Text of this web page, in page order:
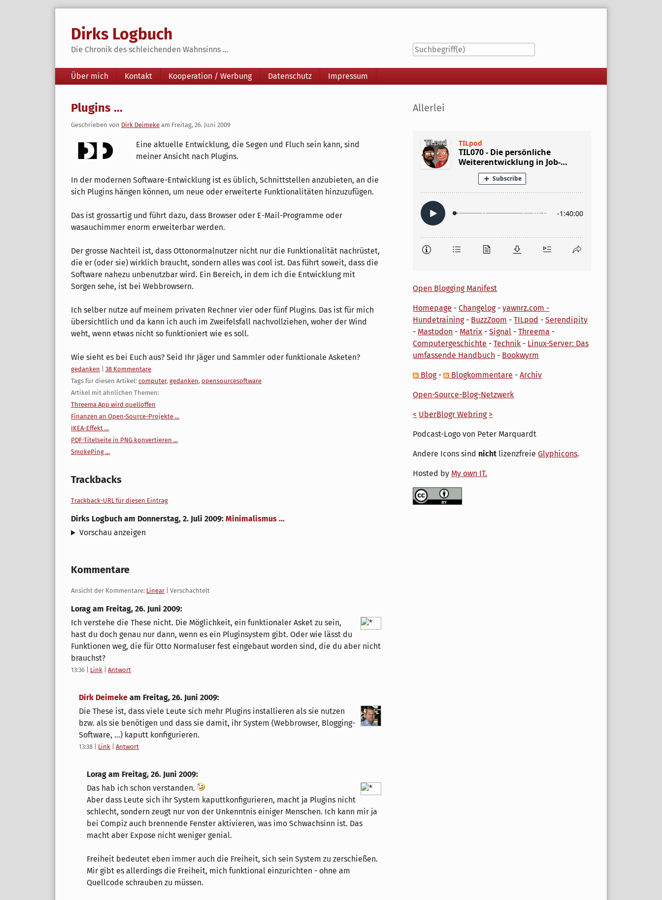
Dirks Logbuch
Die Chronik des schleichenden Wahnsinns ...
Navigation
Über mich Kontakt Kooperation / Werbung Datenschutz Impressum
Plugins ...
Geschrieben von Dirk Deimeke am Freitag, 26. Juni 2009
Eine aktuelle Entwicklung, die Segen und Fluch sein kann, sind
meiner Ansicht nach Plugins.
In der modernen Software-Entwicklung ist es üblich, Schnittstellen anzubieten, an die
sich Plugins hängen können, um neue oder erweiterte Funktionalitäten hinzuzufügen.
Das ist grossartig und führt dazu, dass Browser oder E-Mail-Programme oder
wasauchimmer enorm erweiterbar werden.
Der grosse Nachteil ist, dass Ottonormalnutzer nicht nur die Funktionalität nachrüstet,
die er (oder sie) wirklich braucht, sondern alles was cool ist. Das führt soweit, dass die
Software nahezu unbenutzbar wird. Ein Bereich, in dem ich die Entwicklung mit
Sorgen sehe, ist bei Webbrowsern.
Ich selber nutze auf meinem privaten Rechner vier oder fünf Plugins. Das ist für mich
übersichtlich und da kann ich auch im Zweifelsfall nachvollziehen, woher der Wind
weht, wenn etwas nicht so funktioniert wie es soll.
Wie sieht es bei Euch aus? Seid Ihr Jäger und Sammler oder funktionale Asketen?
Kategorien:
gedanken
38 Kommentare
Tags für diesen Artikel: computer, gedanken, opensourcesoftware
Artikel mit ähnlichen Themen:
Threema App wird quelloffen
Finanzen an Open-Source-Projekte ...
IKEA-Effekt ...
PDF-Titelseite in PNG konvertieren ...
SmokePing ...
Trackbacks
Trackback-URL für diesen Eintrag
Dirks Logbuch am Donnerstag, 2. Juli 2009: Minimalismus ...
Vorschau anzeigen
Kommentare
Ansicht der Kommentare: Linear | Verschachtelt
Lorag am Freitag, 26. Juni 2009:
Ich verstehe die These nicht. Die Möglichkeit, ein funktionaler Asket zu sein,
hast du doch genau nur dann, wenn es ein Pluginsystem gibt. Oder wie lässt du
Funktionen weg, die für Otto Normaluser fest eingebaut worden sind, die du aber nicht
brauchst?
13:36 Link Antwort
Dirk Deimeke am Freitag, 26. Juni 2009:
Die These ist, dass viele Leute sich mehr Plugins installieren als sie nutzen
bzw. als sie benötigen und dass sie damit, ihr System (Webbrowser, Blogging-
Software, ...) kaputt konfigurieren.
13:38 Link Antwort
Lorag am Freitag, 26. Juni 2009:
Das hab ich schon verstanden.
Aber dass Leute sich ihr System kaputtkonfigurieren, macht ja Plugins nicht
schlecht, sondern zeugt nur von der Unkenntnis einiger Menschen. Ich kann mir ja
bei Compiz auch brennende Fenster aktivieren, was imo Schwachsinn ist. Das
macht aber Expose nicht weniger genial.
Freiheit bedeutet eben immer auch die Freiheit, sich sein System zu zerschießen.
Mir gibt es allerdings die Freiheit, mich funktional einzurichten - ohne am
Quellcode schrauben zu müssen.
Seitenleiste
Allerlei
Open Blogging Manifest
Homepage -Changelog-yawnrz.com -
Hundetraining- BuzzZoom -TILpod -Serendipity
- Mastodon - Matrix -Signal -Threema -
Computergeschichte -Technik - Linux-Server: Das
umfassende Handbuch - Bookwyrm
Blog- Blogkommentare -Archiv
Open-Source-Blog-Netzwerk
< UberBlogr Webring >
Podcast-Logo von Peter Marquardt
Andere Icons sind nicht lizenzfreieGlyphicons.
Hosted by My own IT.